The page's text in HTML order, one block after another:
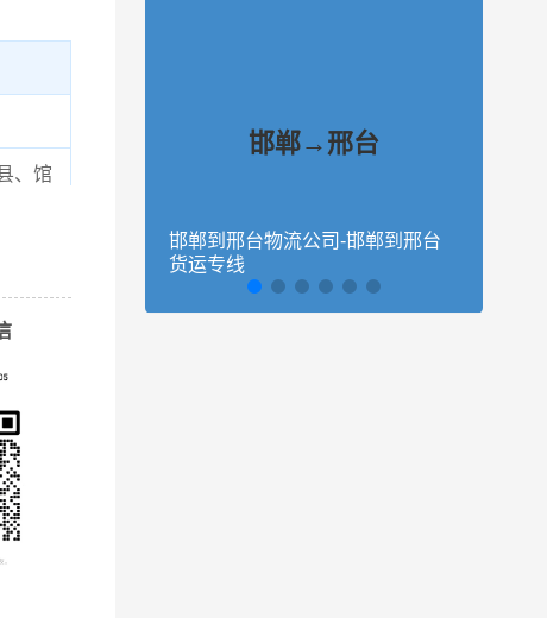
、馆
望知
物流
邯郸→邢台
邯郸到邢台物流公司-邯郸到邢台
货运专线